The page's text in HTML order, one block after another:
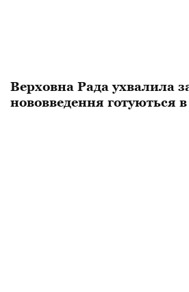
Верховна Рада ухвалила
нововведення готуються в